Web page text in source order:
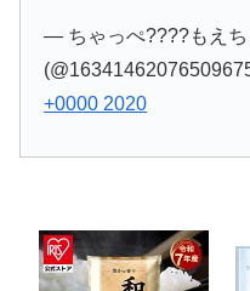
— ちゃっぺ????もえ
+0000 2020